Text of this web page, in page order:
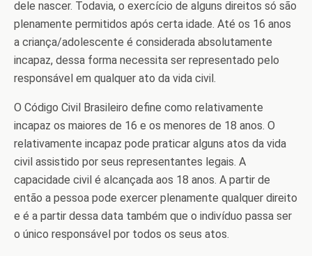
dele nascer. Todavia, o exercício de alguns direitos só são
plenamente permitidos após certa idade. Até os 16 anos
a criança/adolescente é considerada absolutamente
incapaz, dessa forma necessita ser representado pelo
responsável em qualquer ato da vida civil.
O Código Civil Brasileiro define como relativamente
incapaz os maiores de 16 e os menores de 18 anos. O
relativamente incapaz pode praticar alguns atos da vida
civil assistido por seus representantes legais. A
capacidade civil é alcançada aos 18 anos. A partir de
então a pessoa pode exercer plenamente qualquer direito
e é a partir dessa data também que o indivíduo passa ser
o único responsável por todos os seus atos.